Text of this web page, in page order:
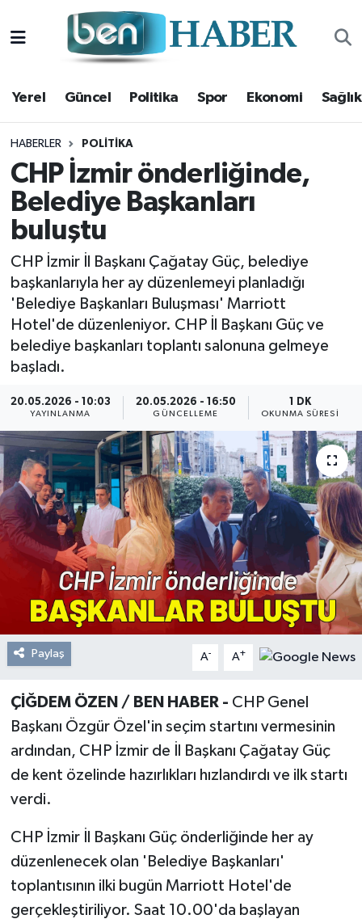
Yerel Güncel Politika Spor Ekonomi Sağlık
HABERLER POLITIKA
CHP İzmir önderliğinde,
Belediye Başkanları
buluştu
CHP İzmir İl Başkanı Çağatay Güç, belediye
başkanlarıyla her ay düzenlemeyi planladığı
'Belediye Başkanları Buluşması' Marriott
Hotel'de düzenleniyor. CHP İl Başkanı Güç ve
belediye başkanları toplantı salonuna gelmeye
başladı.
20.05.2026 - 10:03
YAYINLANMA
20.05.2026 - 16:50
GÜNCELLEME
1 DK
OKUNMA SÜRESI
Paylaş A- A+
ÇİĞDEM ÖZEN / BEN HABER - CHP Genel
Başkanı Özgür Özel'in seçim startını vermesinin
ardından, CHP İzmir de İl Başkanı Çağatay Güç
de kent özelinde hazırlıkları hızlandırdı ve ilk startı
verdi.
CHP İzmir İl Başkanı Güç önderliğinde her ay
düzenlenecek olan 'Belediye Başkanları'
toplantısının ilki bugün Marriott Hotel'de
gerçekleştiriliyor. Saat 10.00'da başlayan
Yerel
Güncel
Politika
Spor
Ekonomi
Sağlık
Magazin
Kültür Sanat
Röportajlar
Hava Durumu
Trafik Durumu
Süper Lig Puan Durumu ve Fikstür
Tüm Manşetler
Son Dakika Haberleri
Haber Arşivi